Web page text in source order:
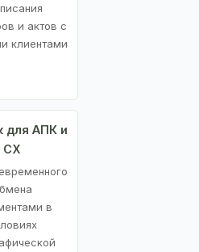
и актов с
клиентами
для АПК и
СХ
в